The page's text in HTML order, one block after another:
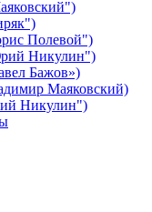
Полевой")
Никулин")
Бажов»)
Маяковский)
Никулин")